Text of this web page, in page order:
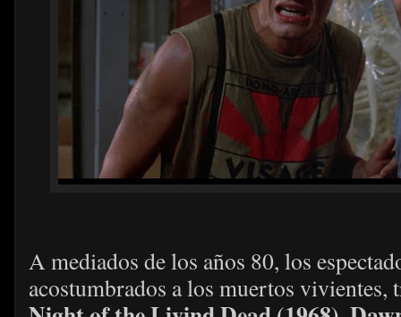
A mediados de los años 80, los
acostumbrados a los muertos vivientes,